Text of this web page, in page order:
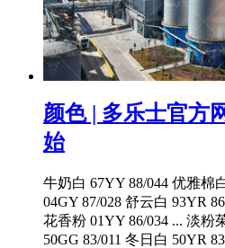
颜色 | 多乐士官方
始
牛奶白 67YY 88/044 优雅棉
04GY 87/028 舒云白 93YR
花香粉 01YY 86/034 ... 淡粉
50GG 83/011 冬日白 50YR